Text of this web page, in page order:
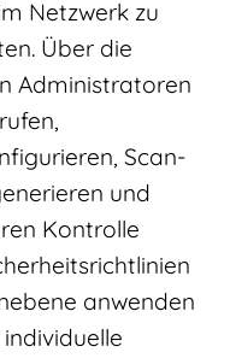
Netzwerk zu
Über die
Administratoren
Scan-
und
Kontrolle
anwenden